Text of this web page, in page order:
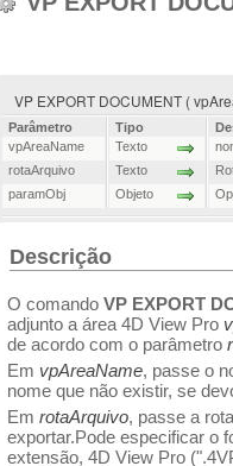
VP EXPORT DOCUMENT (
Parâmetro Tipo
vpAreaName
Texto
rotaArquivo
Texto
paramObj
Objeto
Descrição
O comando VP EXPORT
adjunto a área 4D View Pro
de acordo com o parâmetro
Em vpAreaName, passe o
nome que não existir, se
Em rotaArquivo, passe a
exportar.Pode especificar o
extensão, 4D View Pro